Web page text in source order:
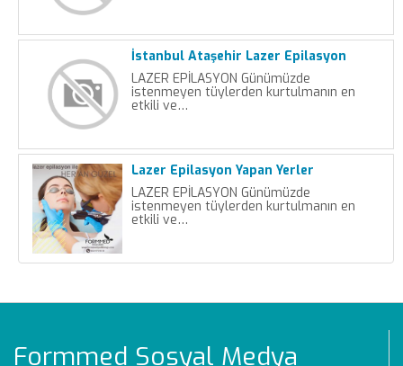
İstanbul Ataşehir Lazer Epilasyon
LAZER EPİLASYON Günümüzde
istenmeyen tüylerden kurtulmanın en
etkili ve…
Lazer Epilasyon Yapan Yerler
LAZER EPİLASYON Günümüzde
istenmeyen tüylerden kurtulmanın en
etkili ve…
Formmed Sosyal Medya